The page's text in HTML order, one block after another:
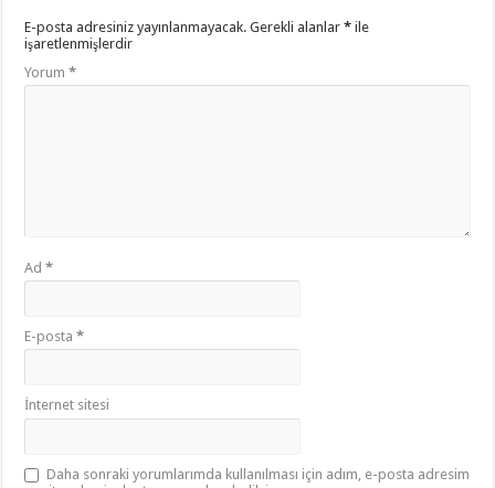
E-posta adresiniz yayınlanmayacak. Gerekli alanlar* ile
işaretlenmişlerdir
Yorum*
Ad*
E-posta*
İnternet sitesi
Daha sonraki yorumlarımda kullanılması için adım, e-posta adresim